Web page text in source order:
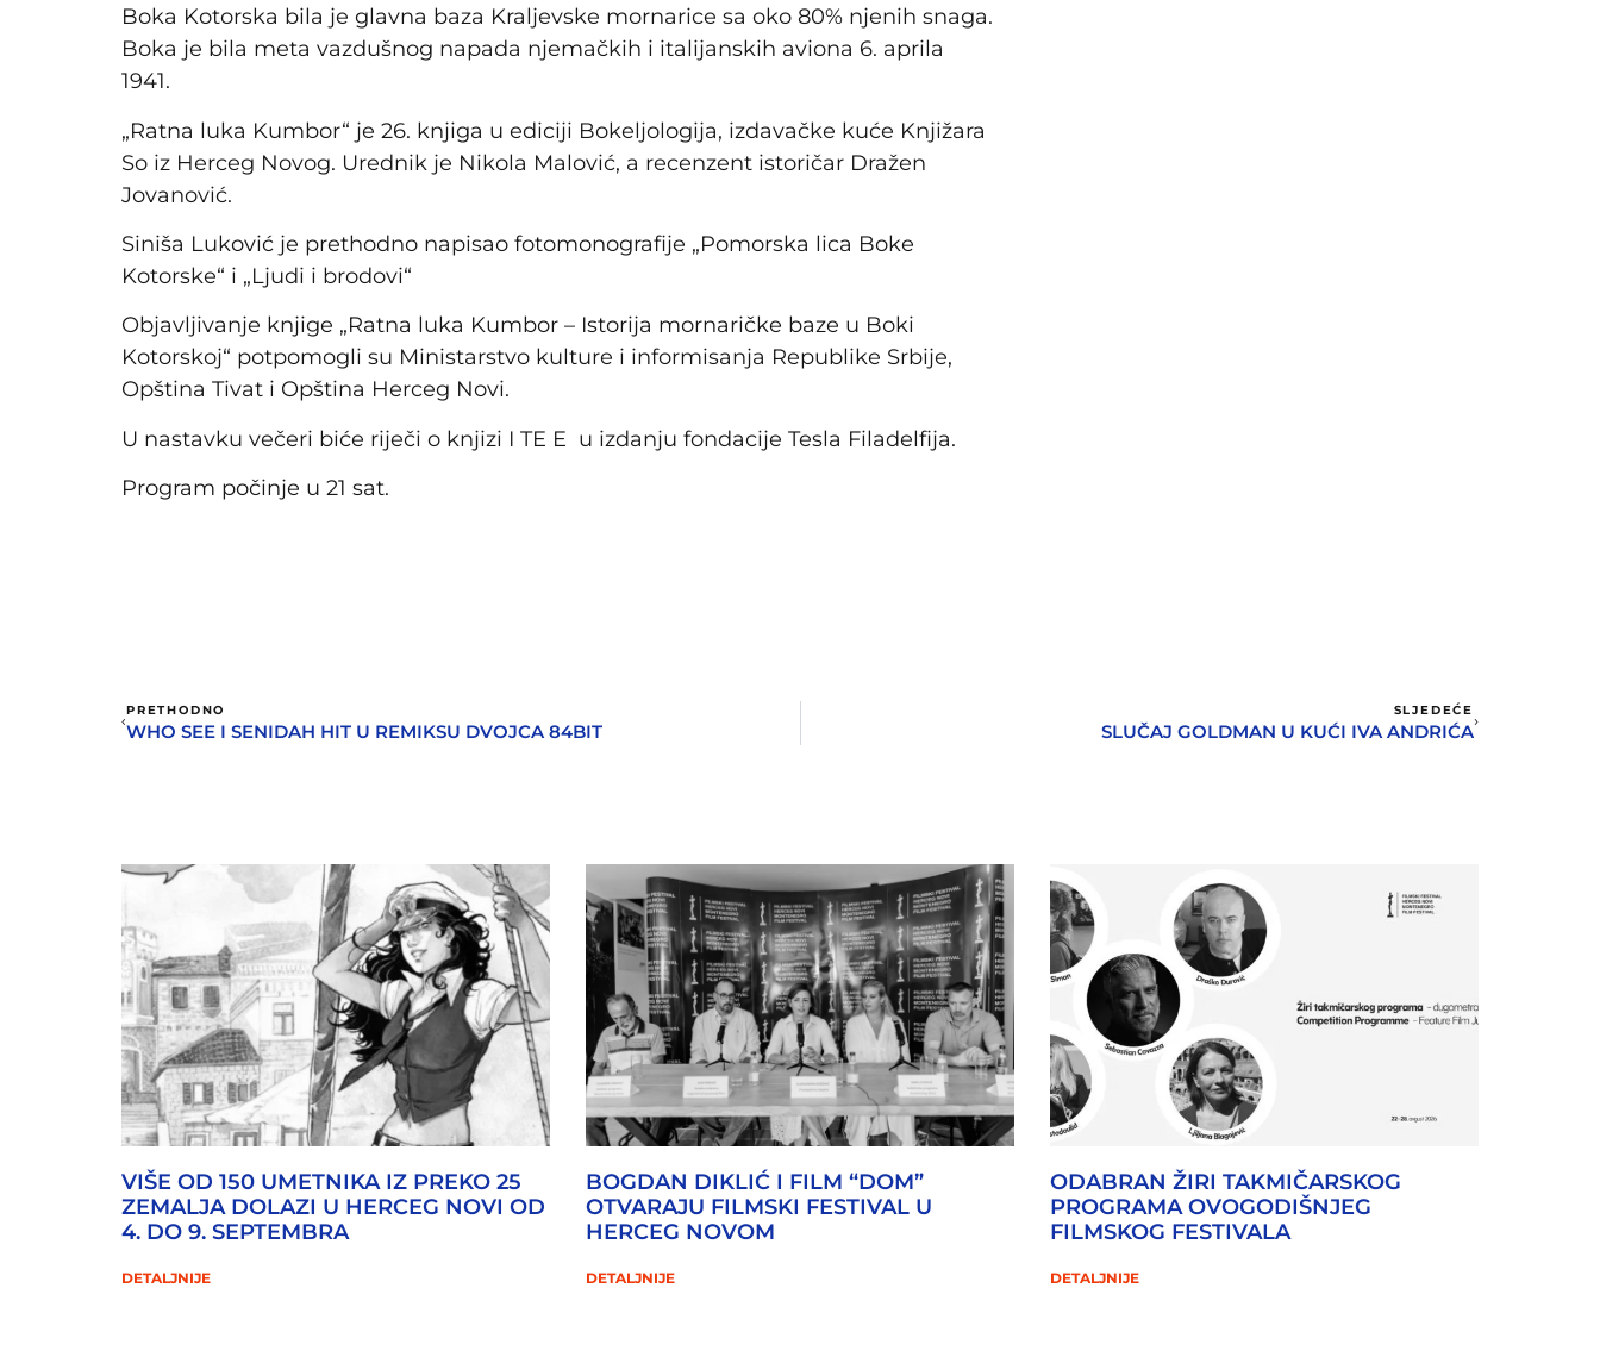
Boka Kotorska bila je glavna baza Kraljevske mornarice sa oko 80% njenih snaga.
Boka je bila meta vazdušnog napada njemačkih i italijanskih aviona 6. aprila
1941.
„Ratna luka Kumbor“ je 26. knjiga u ediciji Bokeljologija, izdavačke kuće Knjižara
So iz Herceg Novog. Urednik je Nikola Malović, a recenzent istoričar Dražen
Jovanović.
Siniša Luković je prethodno napisao fotomonografije „Pomorska lica Boke
Kotorske“ i „Ljudi i brodovi“
Objavljivanje knjige „Ratna luka Kumbor – Istorija mornaričke baze u Boki
Kotorskoj“ potpomogli su Ministarstvo kulture i informisanja Republike Srbije,
Opština Tivat i Opština Herceg Novi.
U nastavku večeri biće riječi o knjizi I TE E u izdanju fondacije Tesla Filadelfija.
Program počinje u 21 sat.
PRETHODNO
WHO SEE I SENIDAH HIT U REMIKSU DVOJCA 84BIT
SLJEDEĆE
SLUČAJ GOLDMAN U KUĆI IVA ANDRIĆA
VIŠE OD 150 UMETNIKA IZ PREKO 25
ZEMALJA DOLAZI U HERCEG NOVI OD
4. DO 9. SEPTEMBRA
DETALJNIJE
BOGDAN DIKLIĆ I FILM “DOM”
OTVARAJU FILMSKI FESTIVAL U
HERCEG NOVOM
DETALJNIJE
ODABRAN ŽIRI TAKMIČARSKOG
PROGRAMA OVOGODIŠNJEG
FILMSKOG FESTIVALA
DETALJNIJE